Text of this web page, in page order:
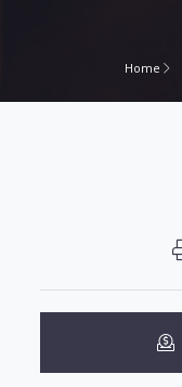
Home